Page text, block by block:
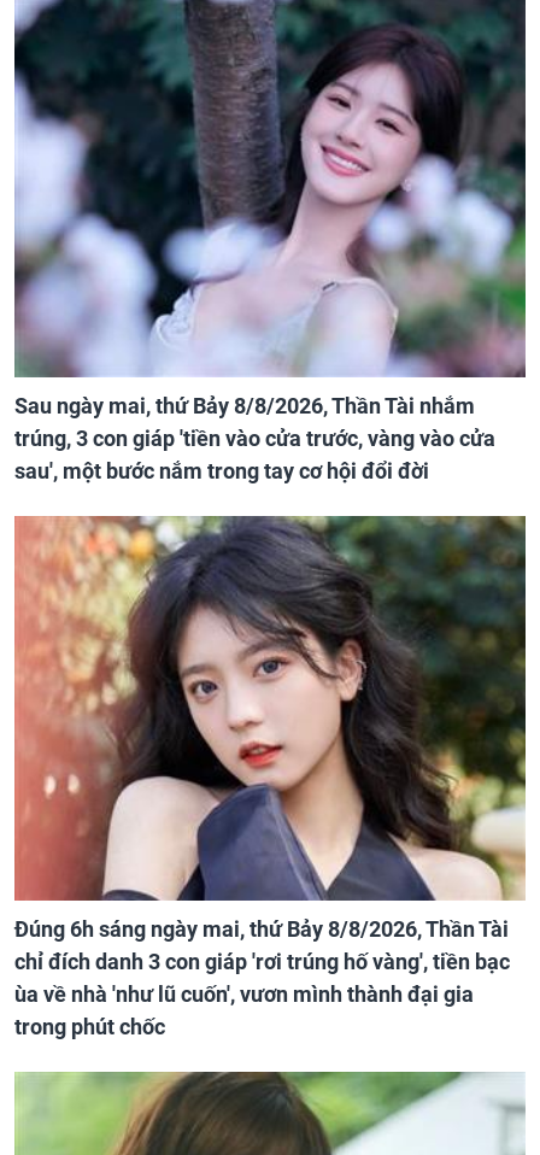
Sau ngày mai, thứ Bảy 8/8/2026, Thần Tài nhắm
trúng, 3 con giáp 'tiền vào cửa trước, vàng vào cửa
sau', một bước nắm trong tay cơ hội đổi đời
Đúng 6h sáng ngày mai, thứ Bảy 8/8/2026, Thần Tài
chỉ đích danh 3 con giáp 'rơi trúng hố vàng', tiền bạc
ùa về nhà 'như lũ cuốn', vươn mình thành đại gia
trong phút chốc